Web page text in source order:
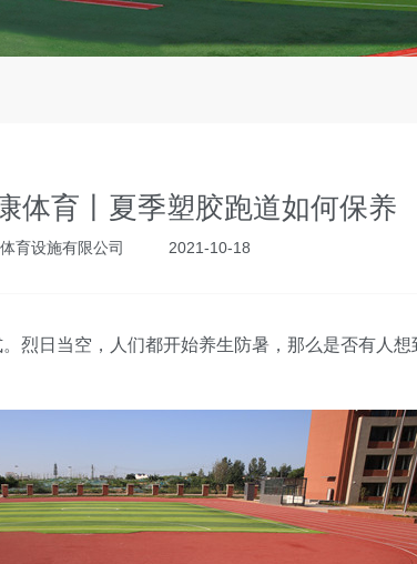
体育丨夏季塑胶跑道如何保养
育设施有限公司 2021-10-18
烈日当空，人们都开始养生防暑，那么是否有人